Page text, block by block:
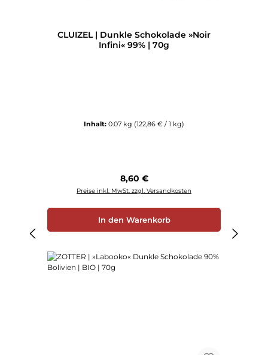
CLUIZEL | Dunkle Schokolade »Noir
Infini« 99% | 70g
Inhalt: 0.07 kg (122,86 € / 1 kg)
Regulärer Preis:
8,60 €
Preise inkl. MwSt. zzgl. Versandkosten
In den Warenkorb